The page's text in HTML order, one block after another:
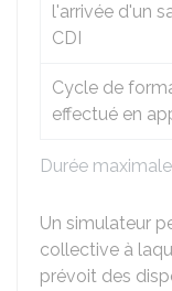
Durée
l'arrivée d'un
CDI
Cycle de
effectué en
Un simulateur
collective à
prévoit des